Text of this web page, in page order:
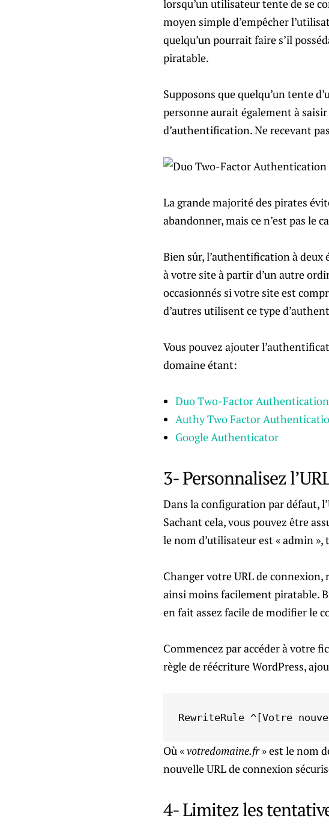
lorsqu’un utilisateur tente de se
moyen simple d’empêcher
quelqu’un pourrait faire s’il
piratable.
Supposons que quelqu’un tente
personne aurait également à
d’authentification. Ne recevant
La grande majorité des pirates
abandonner, mais ce n’est pas le
Bien sûr, l’authentification à deux
à votre site à partir d’un autre
occasionnés si votre site est
d’autres utilisent ce type
Vous pouvez ajouter
domaine étant:
Duo Two-Factor Authentication
Authy Two Factor
Google Authenticator
3- Personnalisez
Dans la configuration par défaut,
Sachant cela, vous pouvez être
le nom d’utilisateur est « admin
Changer votre URL de connexion,
ainsi moins facilement piratable.
en fait assez facile de modifier le
Commencez par accéder à votre
règle de réécriture WordPress,
RewriteRule ^[Votre
Où «votredomaine.fr» est le nom
nouvelle URL de connexion
4- Limitez les